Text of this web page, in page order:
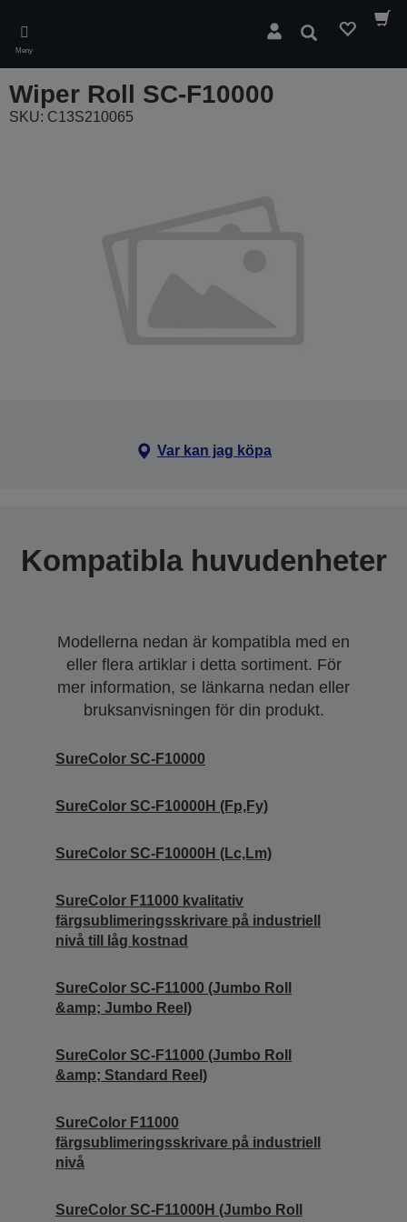
main
content
Meny
Sök
Wiper Roll SC-F10000
SKU: C13S210065
Var kan jag köpa
Kompatibla huvudenheter
Modellerna nedan är kompatibla med en
eller flera artiklar i detta sortiment. För
mer information, se länkarna nedan eller
bruksanvisningen för din produkt.
SureColor SC-F10000
SureColor SC-F10000H (Fp,Fy)
SureColor SC-F10000H (Lc,Lm)
SureColor F11000 kvalitativ
färgsublimeringsskrivare på industriell
nivå till låg kostnad
SureColor SC-F11000 (Jumbo Roll
&amp; Jumbo Reel)
SureColor SC-F11000 (Jumbo Roll
&amp; Standard Reel)
SureColor F11000
färgsublimeringsskrivare på industriell
nivå
SureColor SC-F11000H (Jumbo Roll